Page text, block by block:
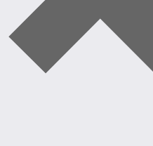
Klinikken tilbyder terapi
ensartede
personer, hvis
fællesnævner som
ensomhed,
specifik problemstilling